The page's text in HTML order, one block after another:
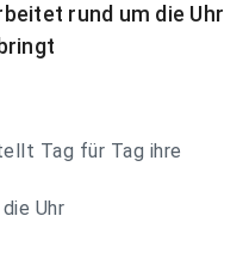
rund um die Uhr
Tag für Tag ihre
Uhr